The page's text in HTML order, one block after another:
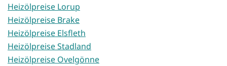
Heizölpreise Lorup
Heizölpreise Brake
Heizölpreise Elsfleth
Heizölpreise Stadland
Heizölpreise Ovelgönne